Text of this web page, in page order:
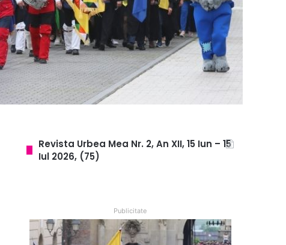
Revista Urbea Mea Nr. 2, An XII, 15 Iun – 15
Iul 2026, (75)
Publicitate